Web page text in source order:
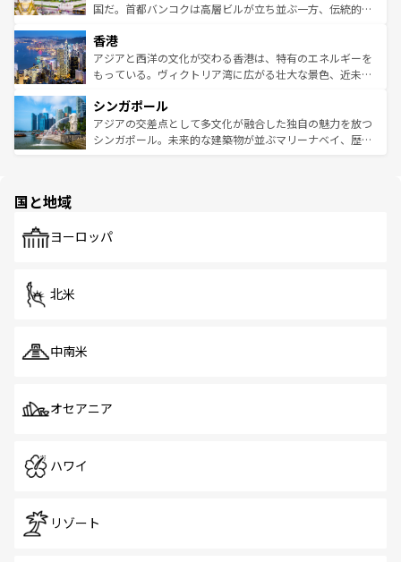
覧を参照してほしい。
醸し出している。また、バラエティの豊かさとおいしさで
とつ。フォーやバインミー、ベトナムコーヒーなどは、ぜ
ひ現地で味わいたい。どの地域を訪れてもあたたかい人々
が旅行者を迎えてくれるので、きっと忘れられない旅にな
参照してほしい。
国だ。首都バンコクは高層ビルが立ち並ぶ一方、伝統的な
の活気が交差している。北部ではチェンマイなどの山岳地
帯で自然と触れ合い、南部ではプーケットやクラビの美し
いビーチでリゾート気分を楽しむことができる。タイ料理
激する。気候は一年中温暖で、どの季節にも異なる楽しみ
が待っている。親しみやすいタイの人々、仏教を中心とし
た文化、そして多様な観光資源が、訪れる旅人を魅了し続
香港
アジアと西洋の文化が交わる香港は、特有のエネルギーを
もっている。ヴィクトリア湾に広がる壮大な景色、近未来
み、どこを訪れても感動するはず。観光スポットが密集し
ており、効率よく見どころを回れるのも魅力。息をのむよ
うな絶景から文化的な体験まで、香港を存分に楽しみ尽く
シンガポール
アジアの交差点として多文化が融合した独自の魅力を放つ
シンガポール。未来的な建築物が並ぶマリーナベイ、歴史
で、ホーカーズは地元の風情を楽しめる外せないスポット
国と地域
ヨーロッパ
北米
中南米
オセアニア
ハワイ
リゾート